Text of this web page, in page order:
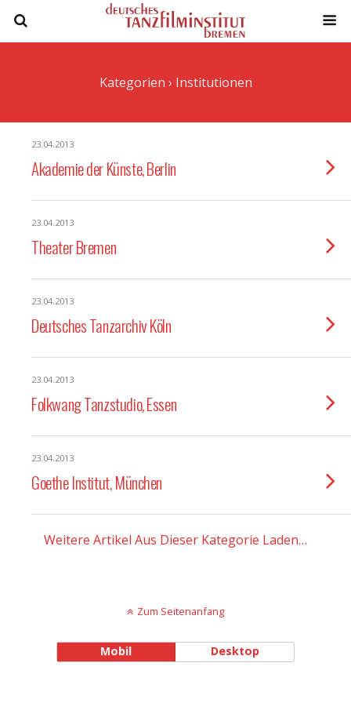
Kategorien › Institutionen
23.04.2013
Akademie der Künste, Berlin
23.04.2013
Theater Bremen
23.04.2013
Deutsches Tanzarchiv Köln
23.04.2013
Folkwang Tanzstudio, Essen
23.04.2013
Goethe Institut, München
Weitere Artikel Aus Dieser Kategorie Laden…
Zum Seitenanfang
Mobil Desktop